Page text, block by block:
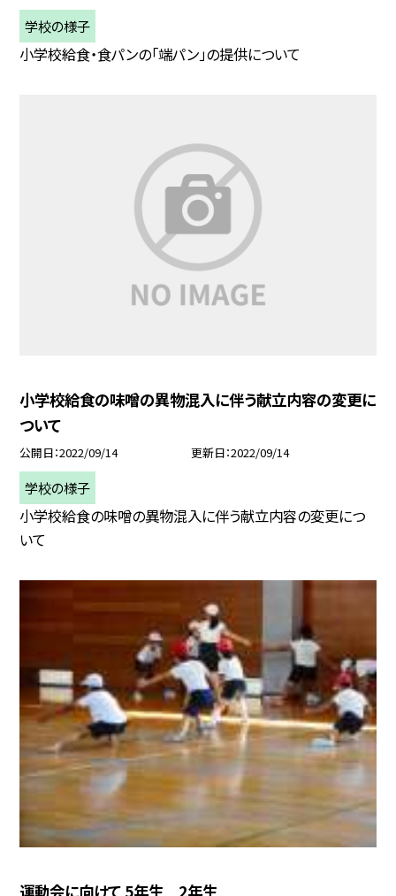
学校の様子
小学校給食・食パンの「端パン」の提供について
小学校給食の味噌の異物混入に伴う献立内容の変更に
ついて
公開日 2022/09/14 更新日 2022/09/14
学校の様子
小学校給食の味噌の異物混入に伴う献立内容の変更につ
いて
運動会に向けて 5年生 2年生